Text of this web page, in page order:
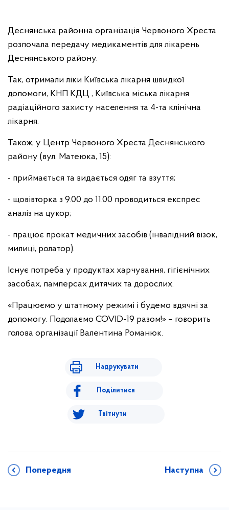
Деснянська районна організація Червоного Хреста
розпочала передачу медикаментів для лікарень
Деснянського району.
Так, отримали ліки Київська лікарня швидкої
допомоги, КНП КДЦ , Київська міська лікарня
радіаційного захисту населення та 4-та клінічна
лікарня.
Також, у Центр Червоного Хреста Деснянського
району (вул. Матеюка, 15):
- приймається та видається одяг та взуття;
- щовівторка з 9.00 до 11.00 проводиться експрес
аналіз на цукор;
- працює прокат медичних засобів (інвалідний візок,
милиці, ролатор).
Існує потреба у продуктах харчування, гігієнічних
засобах, памперсах дитячих та дорослих.
«Працюємо у штатному режимі і будемо вдячні за
допомогу. Подолаємо COVID-19 разом!» – говорить
голова організації Валентина Романюк.
Надрукувати
Поділитися
Твітнути
Попередня Наступна